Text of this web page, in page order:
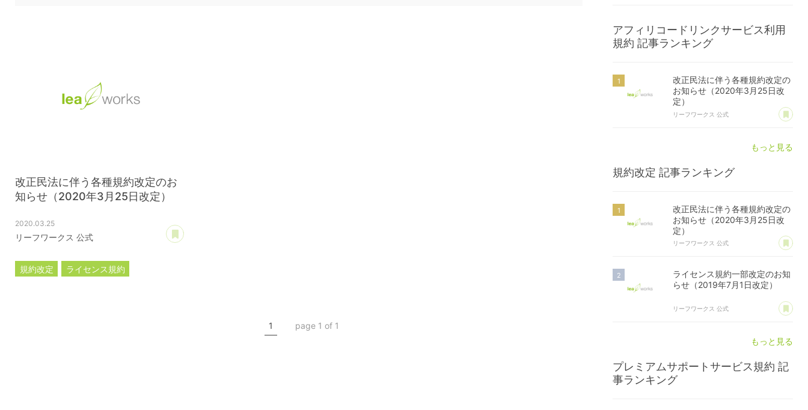
改正民法に伴う各種規約改定のお
知らせ（2020年3月25日改定）
2020.03.25
リーフワークス 公式
規約改定
ライセンス規約
1 page 1 of 1
アフィリコードリンクサービス利用
規約 記事ランキング
改正民法に伴う各種規約改定の
お知らせ（2020年3月25日改
定）
リーフワークス 公式 あ
もっと見る
規約改定 記事ランキング
改正民法に伴う各種規約改定の
お知らせ（2020年3月25日改
定）
リーフワークス 公式 あ
ライセンス規約一部改定のお知
らせ（2019年7月1日改定）
リーフワークス 公式 あ
もっと見る
プレミアムサポートサービス規約 記
事ランキング